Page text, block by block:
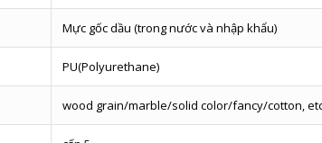
Mực gốc dầu (trong nước và nhập khẩu)
PU(Polyurethane)
wood grain/marble/solid color/fancy/cotton,